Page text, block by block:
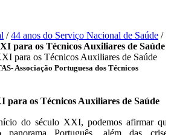
/44 anos do Serviço Nacional de Saúde /
para os Técnicos Auxiliares de Saúde
Associação Portuguesa dos Técnicos
para os Técnicos Auxiliares de Saúde
do século XXI, podemos afirmar que
Português, além das crises